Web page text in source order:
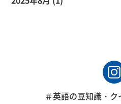
＃英語の豆知識・